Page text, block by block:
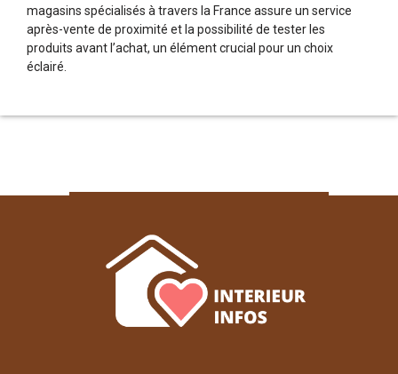
magasins spécialisés à travers la France assure un service
après-vente de proximité et la possibilité de tester les
produits avant l’achat, un élément crucial pour un choix
éclairé.